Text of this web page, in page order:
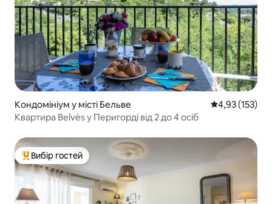
Кондомініум у місті Бельве Середня
4,93 (153)
Квартира Belvès у Перигорді від 2 до 4 осіб
Топ вибір гостей
Вибір гостей